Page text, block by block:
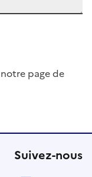
page de
Suivez-nous